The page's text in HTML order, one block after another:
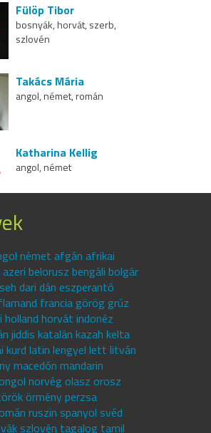
Fülöp Tibor
bosnyák, horvát, szerb,
szlovén
Takács Mária
angol, német, román
Katharina Kellig
angol, német
német afgán afrikai
azeri belorusz bengáli bolgár
dari dán eszperantó
francia görög grúz
holland horvát indonéz
jiddis katalán kazah kelta
kurd latin lengyel lett litván
macedón mandarin
norvég olasz orosz
örmény perzsa
ruszin spanyol svéd
szlovén tagalog tamil